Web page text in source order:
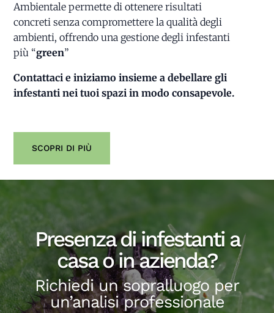
Ambientale permette di ottenere risultati
concreti senza compromettere la qualità degli
ambienti, offrendo una gestione degli infestanti
più “green”
Contattaci e iniziamo insieme a debellare gli
infestanti nei tuoi spazi in modo consapevole.
SCOPRI DI PIÙ
Presenza di infestanti a
casa o in azienda?
Richiedi un sopralluogo per
un’analisi professionale